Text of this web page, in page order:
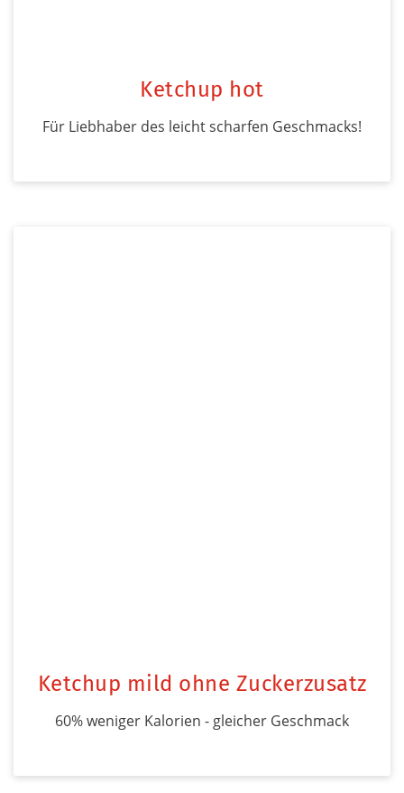
Ketchup hot
Für Liebhaber des leicht scharfen Geschmacks!
Ketchup mild ohne Zuckerzusatz
60% weniger Kalorien - gleicher Geschmack